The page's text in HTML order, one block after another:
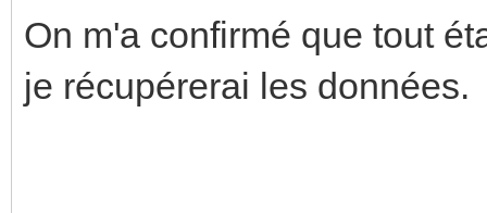
On m'a confirmé que tout
je récupérerai les données.